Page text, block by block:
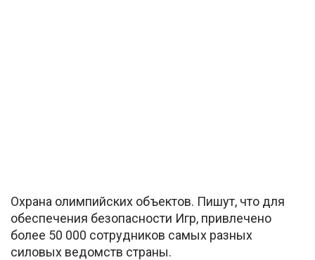
Охрана олимпийских объектов. Пишут, что для
обеспечения безопасности Игр, привлечено
более 50 000 сотрудников самых разных
силовых ведомств страны.